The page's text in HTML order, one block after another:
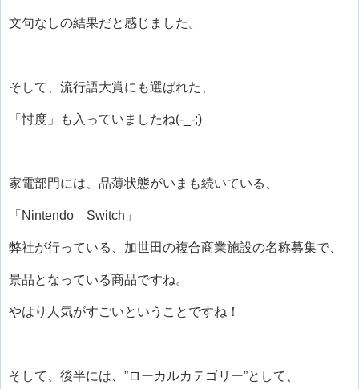
文句なしの結果だと感じました。
そして、流行語大賞にも選ばれた、
「忖度」も入っていましたね(-_-;)
家電部門には、品薄状態がいまも続いている、
「Nintendo Switch」
弊社が行っている、加世田の複合商業施設の名称募集で、
景品となっている商品ですね。
やはり人気がすごいということですね！
そして、後半には、”ローカルカテゴリー”として、